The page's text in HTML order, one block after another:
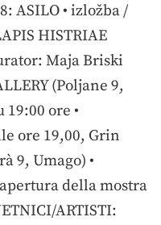
ASILO • izložba /
HISTRIAE
Maja Briski
(Poljane 9,
19:00 ore •
ore 19,00, Grin
9, Umago) •
della mostra
ARTISTI: